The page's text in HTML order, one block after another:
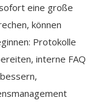
eine große
können
Protokolle
interne FAQ